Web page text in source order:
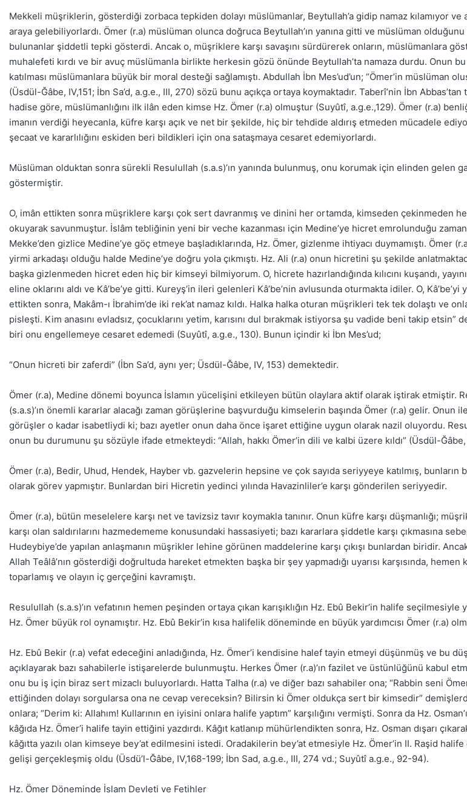
Mekkeli müşriklerin, gösterdiği zorbaca tepkiden dolayı müslümanlar, Beytullah’a gidip namaz kılamıyor ve
araya gelebiliyorlardı. Ömer (r.a) müslüman olunca doğruca Beytullah’ın yanına gitti ve müslüman olduğunu
bulunanlar şiddetli tepki gösterdi. Ancak o, müşriklere karşı savaşını sürdürerek onların, müslümanlara
muhalefeti kırdı ve bir avuç müslümanla birlikte herkesin gözü önünde Beytullah’ta namaza durdu. Onun
katılması müslümanlara büyük bir moral desteği sağlamıştı. Abdullah İbn Mes’ud’un; “Ömer’in müslüman
(Üsdül-Ğâbe, IV,151; İbn Sa’d, a.g.e., III, 270) sözü bunu açıkça ortaya koymaktadır. Taberî’nin İbn
hadise göre, müslümanlığını ilk ilân eden kimse Hz. Ömer (r.a) olmuştur (Suyûtî, a.g.e.,129). Ömer (r.a)
imanın verdiği heyecanla, küfre karşı açık ve net bir şekilde, hiç bir tehdide aldırış etmeden mücadele
şecaat ve kararlılığını eskiden beri bildikleri için ona sataşmaya cesaret edemiyorlardı.
Müslüman olduktan sonra sürekli Resulullah (s.a.s)’ın yanında bulunmuş, onu korumak için elinden gelen
göstermiştir.
O, imân ettikten sonra müşriklere karşı çok sert davranmış ve dinini her ortamda, kimseden çekinmeden
okuyarak savunmuştur. İslâm tebliğinin yeni bir veche kazanması için Medine’ye hicret emrolunduğu
Mekke’den gizlice Medine’ye göç etmeye başladıklarında, Hz. Ömer, gizlenme ihtiyacı duymamıştı. Ömer
yirmi arkadaşı olduğu halde Medine’ye doğru yola çıkmıştı. Hz. Ali (r.a) onun hicretini şu şekilde
başka gizlenmeden hicret eden hiç bir kimseyi bilmiyorum. O, hicrete hazırlandığında kılıcını kuşandı,
eline oklarını aldı ve Kâ’be’ye gitti. Kureyş’in ileri gelenleri Kâ’be’nin avlusunda oturmakta idiler. O, Kâ’be’yi
ettikten sonra, Makâm-ı İbrahim’de iki rek’at namaz kıldı. Halka halka oturan müşrikleri tek tek dolaştı ve
pisleşti. Kim anasını evladsız, çocuklarını yetim, karısını dul bırakmak istiyorsa şu vadide beni takip etsin”
biri onu engellemeye cesaret edemedi (Suyûtî, a.g.e., 130). Bunun içindir ki İbn Mes’ud;
“Onun hicreti bir zaferdi” (İbn Sa’d, aynı yer; Üsdül-Ğâbe, IV, 153) demektedir.
Ömer (r.a), Medine dönemi boyunca İslamın yücelişini etkileyen bütün olaylara aktif olarak iştirak etmiştir.
(s.a.s)’ın önemli kararlar alacağı zaman görüşlerine başvurduğu kimselerin başında Ömer (r.a) gelir. Onun
görüşler o kadar isabetliydi ki; bazı ayetler onun daha önce işaret ettiğine uygun olarak nazil oluyordu.
onun bu durumunu şu sözüyle ifade etmekteydi: “Allah, hakkı Ömer’in dili ve kalbi üzere kıldı” (Üsdül-Ğâbe,
Ömer (r.a), Bedir, Uhud, Hendek, Hayber vb. gazvelerin hepsine ve çok sayıda seriyyeye katılmış, bunların
olarak görev yapmıştır. Bunlardan biri Hicretin yedinci yılında Havazinliler’e karşı gönderilen seriyyedir.
Ömer (r.a), bütün meselelere karşı net ve tavizsiz tavır koymakla tanınır. Onun küfre karşı düşmanlığı;
karşı olan saldırılarını hazmedememe konusundaki hassasiyeti; bazı kararlara şiddetle karşı çıkmasına
Hudeybiye’de yapılan anlaşmanın müşrikler lehine görünen maddelerine karşı çıkışı bunlardan biridir.
Allah Teâlâ’nın gösterdiği doğrultuda hareket etmekten başka bir şey yapmadığı uyarısı karşısında, hemen
toparlamış ve olayın iç gerçeğini kavramıştı.
Resulullah (s.a.s)’ın vefatının hemen peşinden ortaya çıkan karışıklığın Hz. Ebû Bekir’in halife
Hz. Ömer büyük rol oynamıştır. Hz. Ebû Bekir’in kısa halifelik döneminde en büyük yardımcısı Ömer (r.a)
Hz. Ebû Bekir (r.a) vefat edeceğini anladığında, Hz. Ömer’i kendisine halef tayin etmeyi düşünmüş ve bu
açıklayarak bazı sahabilerle istişarelerde bulunmuştu. Herkes Ömer (r.a)’ın fazilet ve üstünlüğünü kabul
onu bu iş için biraz sert mizaclı buluyorlardı. Hatta Talha (r.a) ve diğer bazı sahabiler ona; “Rabbin seni
ettiğinden dolayı sorgularsa ona ne cevap vereceksin? Bilirsin ki Ömer oldukça sert bir kimsedir”
onlara; “Derim ki: Allahım! Kullarının en iyisini onlara halife yaptım” karşılığını vermişti. Sonra da Hz.
kâğıda Hz. Ömer’i halife tayin ettiğini yazdırdı. Kâğıt katlanıp mühürlendikten sonra, Hz. Osman dışarı
kâğıtta yazılı olan kimseye bey’at edilmesini istedi. Oradakilerin bey’at etmesiyle Hz. Ömer’in II. Raşid halife
gelişi gerçekleşmiş oldu (Üsdü’l-Ğâbe, IV,168-199; İbn Sad, a.g.e., III, 274 vd.; Suyûtî a.g.e., 92-94).
Hz. Ömer Döneminde İslam Devleti ve Fetihler